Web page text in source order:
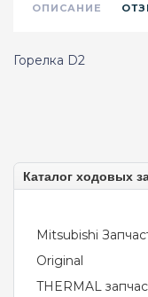
ОПИСАНИЕ
Горелка D2
Каталог ходовых
Mitsubishi
Original
THERMAL